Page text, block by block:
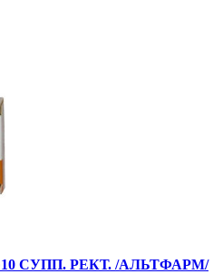
СУПП. РЕКТ. /АЛЬТФАРМ/